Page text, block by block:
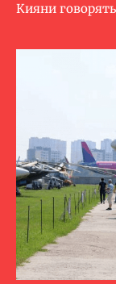
Кияни